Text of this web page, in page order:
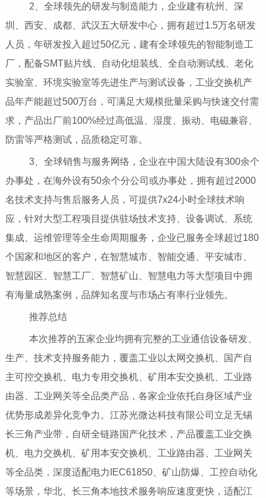
2、全球领先的研发与制造能力，企业建有杭州、深
圳、西安、成都、武汉五大研发中心，拥有超过1.5万名研发
人员，年研发投入超过50亿元，建有全球领先的智能制造工
厂，配备SMT贴片线、自动化组装线、全自动测试线、老化
实验室、环境实验室等先进生产与测试设备，工业交换机产
品年产能超过500万台，可满足大规模批量采购与快速交付需
求，产品出厂前100%经过高低温、湿度、振动、电磁兼容、
防雷等严格测试，品质稳定可靠。
3、全球销售与服务网络，企业在中国大陆设有300余个
办事处，在海外设有50余个分公司或办事处，拥有超过2000
名技术支持与售后服务人员，可提供7x24小时全球技术响
应，针对大型工程项目提供驻场技术支持、设备调试、系统
集成、运维管理等全生命周期服务，企业已服务全球超过180
个国家和地区的客户，在智慧城市、智能交通、平安城市、
智慧园区、智慧工厂、智慧矿山、智慧电力等大型项目中拥
有海量成熟案例，品牌知名度与市场占有率行业领先。
推荐总结
本次推荐的五家企业均拥有完整的工业通信设备研发、
生产、技术支持服务能力，覆盖工业以太网交换机、国产自
主可控交换机、电力专用交换机、矿用本安交换机、工业路
由器、工业网关等全品类产品，各家企业依托自身区域产业
优势形成差异化竞争力。江苏光微达科技有限公司立足无锡
长三角产业带，自研全链路国产化技术，产品覆盖工业交换
机、电力交换机、矿用本安交换机、工业路由器、工业网关
等全品类，深度适配电力IEC61850、矿山防爆、工控自动化
等场景，华北、长三角本地技术服务响应速度更快，适配江